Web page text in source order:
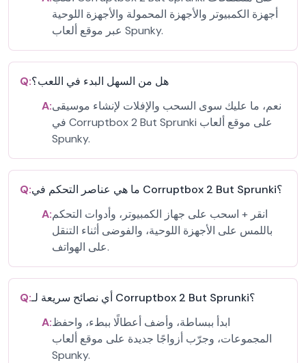
أجهزة الكمبيوتر والأجهزة المحمولة والأجهزة اللوحية
عبر موقع ألعاب Spunky.
Q:هل من السهل البدء في اللعب؟
A:نعم، ما عليك سوى السحب والإفلات لإنشاء موسيقى
في Corruptbox 2 But Sprunki على موقع ألعاب
Spunky.
Q:
ما هي عناصر التحكم في Corruptbox 2 But Sprunki؟
A:انقر + اسحب على جهاز الكمبيوتر، وأدوات التحكم
باللمس على الأجهزة اللوحية، والفوضى أثناء التنقل
على الهواتف.
Q:
أي نصائح سريعة لـ Corruptbox 2 But Sprunki؟
A:ابدأ ببساطة، وأضف أعطالًا ببطء، واحفظ
المجموعات، وجرّب أزواجًا جديدة على موقع ألعاب
Spunky.